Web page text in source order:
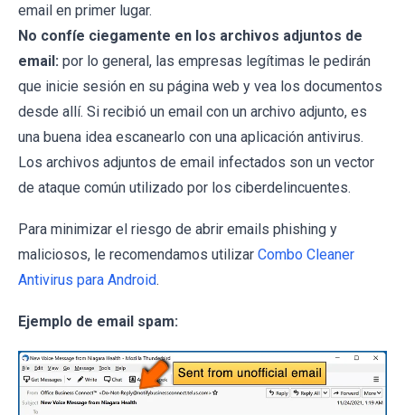
email en primer lugar.
No confíe ciegamente en los archivos adjuntos de
email: por lo general, las empresas legítimas le pedirán
que inicie sesión en su página web y vea los documentos
desde allí. Si recibió un email con un archivo adjunto, es
una buena idea escanearlo con una aplicación antivirus.
Los archivos adjuntos de email infectados son un vector
de ataque común utilizado por los ciberdelincuentes.
Para minimizar el riesgo de abrir emails phishing y
maliciosos, le recomendamos utilizar Combo Cleaner
Antivirus para Android.
Ejemplo de email spam: